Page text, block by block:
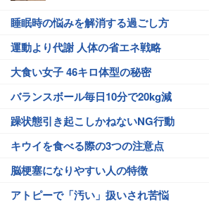
睡眠時の悩みを解消する過ごし方
運動より代謝 人体の省エネ戦略
大食い女子 46キロ体型の秘密
バランスボール毎日10分で20kg減
躁状態引き起こしかねないNG行動
キウイを食べる際の3つの注意点
脳梗塞になりやすい人の特徴
アトピーで「汚い」扱いされ苦悩